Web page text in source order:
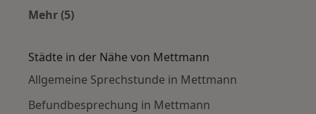
Mehr (5)
Städte in der Nähe von Mettmann
Allgemeine Sprechstunde in Mettmann
Befundbesprechung in Mettmann